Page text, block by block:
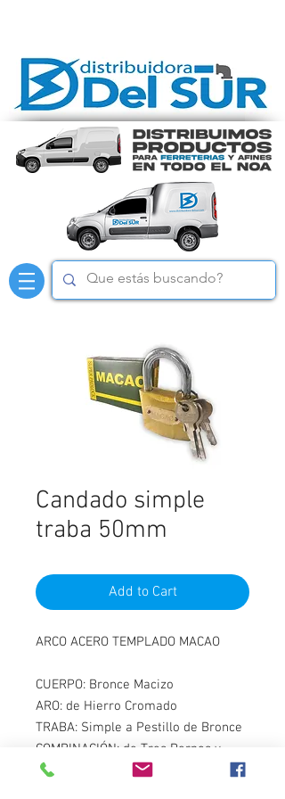
Candado simple
traba 50mm
Add to Cart
ARCO ACERO TEMPLADO MACAO
CUERPO: Bronce Macizo
ARO: de Hierro Cromado
TRABA: Simple a Pestillo de Bronce
COMBINACIÓN: de Tres Pernos y
Espirales de Bronce